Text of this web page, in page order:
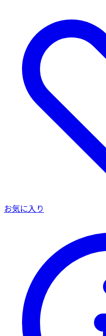
お気に入り